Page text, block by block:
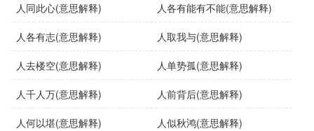
人同此心(意思解释) 人各有能有不能(意思解释)
人各有志(意思解释) 人取我与(意思解释)
人去楼空(意思解释) 人单势孤(意思解释)
人千人万(意思解释) 人前背后(意思解释)
人何以堪(意思解释) 人似秋鸿(意思解释)